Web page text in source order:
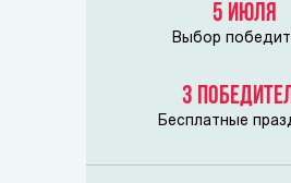
5 июля
Выбор
3
Бесплатные